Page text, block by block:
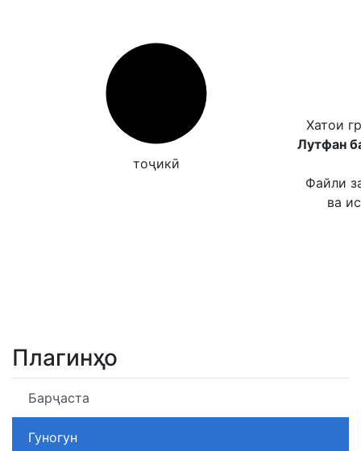
тоҷикӣ
Хатои
Лутфан
Файли
ва
Плагинҳо
Барҷаста
Гуногун